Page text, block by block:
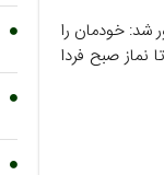
شد: خودمان را
آماده کرده‌ایم. همچنین از ساعت ۲۱ امشب تا نماز صبح فردا